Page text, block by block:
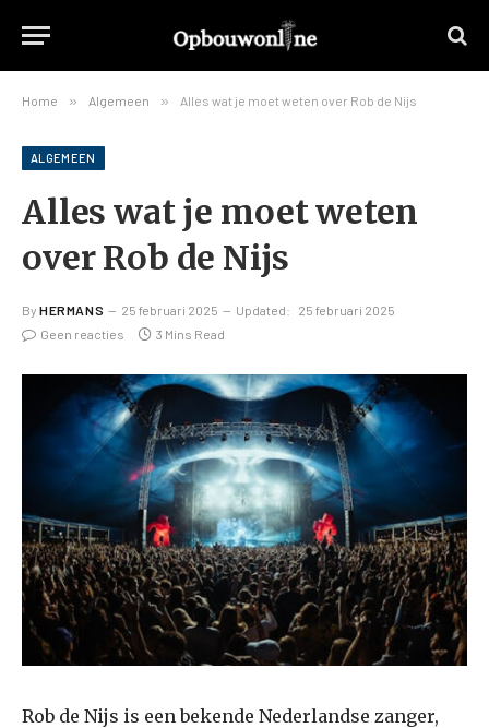
Home » Algemeen » Alles wat je moet weten over Rob de Nijs
ALGEMEEN
Alles wat je moet weten
over Rob de Nijs
By HERMANS 25 februari 2025 Updated:
25 februari 2025
Geen reacties
3 Mins Read
Rob de Nijs is een bekende Nederlandse zanger,